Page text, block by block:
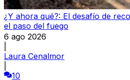
¿Y ahora qué?: El desafío de
el paso del fuego
6 ago 2026
Laura Cenalmor
10